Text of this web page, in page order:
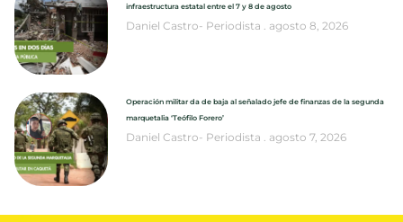
infraestructura estatal entre el 7 y 8 de agosto
Daniel Castro- Periodista agosto 8, 2026
Operación militar da de baja al señalado jefe de finanzas de la segunda
marquetalia ‘Teófilo Forero’
Daniel Castro- Periodista agosto 7, 2026